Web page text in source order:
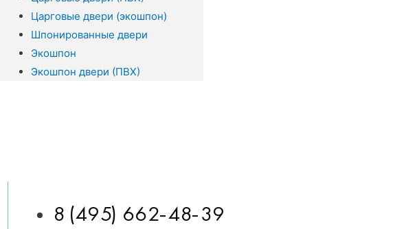
Царговые двери (экошпон)
Шпонированные двери
Экошпон
Экошпон двери (ПВХ)
8 (495) 662-48-39